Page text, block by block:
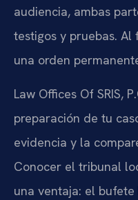
audiencia, ambas
testigos y pruebas.
una orden
Law Offices Of SRIS,
preparación de tu
evidencia y la
Conocer el tribunal
una ventaja: el